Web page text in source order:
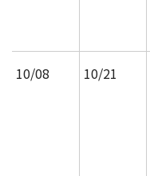
10/08 10/21